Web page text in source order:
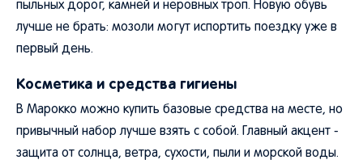
лучше не брать: мозоли могут испортить поездку уже в
первый день.
В Марокко можно купить базовые средства на месте, но
привычный набор лучше взять с собой. Главный акцент -
защита от солнца, ветра, сухости, пыли и морской воды.